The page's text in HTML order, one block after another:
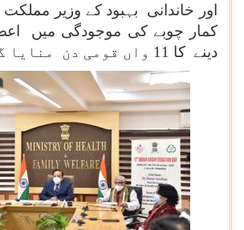
اور خاندانی بہبود کے وزیر
کمار چوبے کی موجودگی میں
دینے کا 11 واں قومی دن منایا گیا ۔